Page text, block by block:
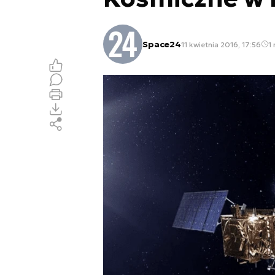
Space2411 kwietnia 2016, 17:56 1